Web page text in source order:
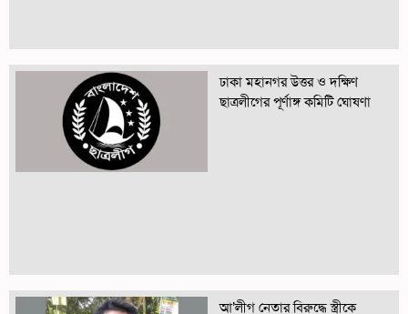
ঢাকা মহানগর উত্তর ও দক্ষিণ
ছাত্রলীগের পূর্ণাঙ্গ কমিটি ঘোষণা
আ’লীগ নেতার বিরুদ্ধে স্ত্রীকে